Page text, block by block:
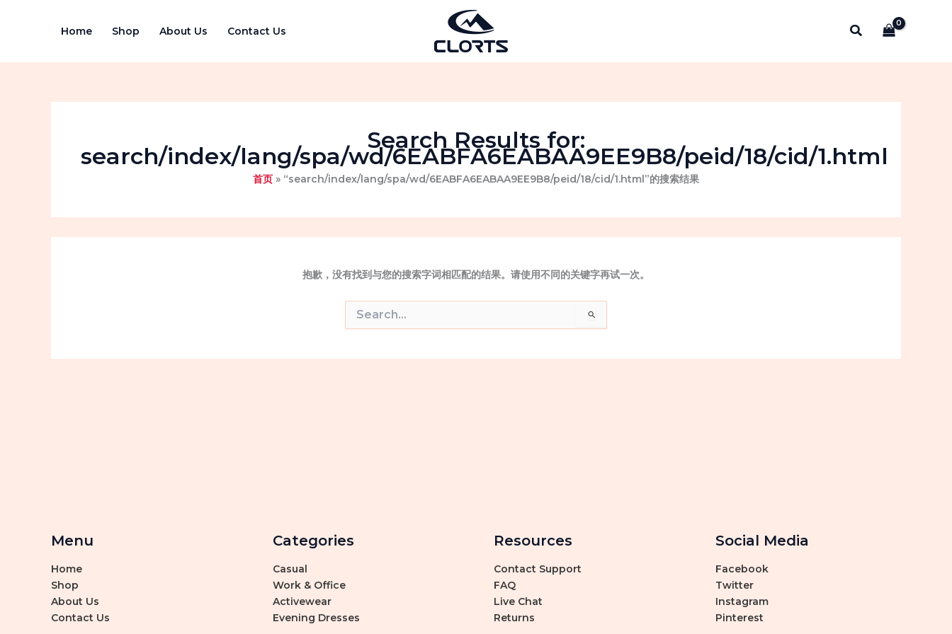
Home Shop About Us Contact Us
搜
Search Results for:
search/index/lang/spa/wd/6EABFA6EABAA9EE9B8/peid/18/cid/1.html
首页 “search/index/lang/spa/wd/6EABFA6EABAA9EE9B8/peid/18/cid/1.html”的搜索结果
抱歉，没有找到与您的搜索字词相匹配的结果。请使用不同的关键字再试一次。
索：
Menu
Home
Shop
About Us
Contact Us
Categories
Casual
Work & Office
Activewear
Evening Dresses
Resources
Contact Support
FAQ
Live Chat
Returns
Social Media
Facebook
Twitter
Instagram
Pinterest